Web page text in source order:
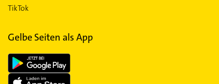
TikTok
Gelbe Seiten als App